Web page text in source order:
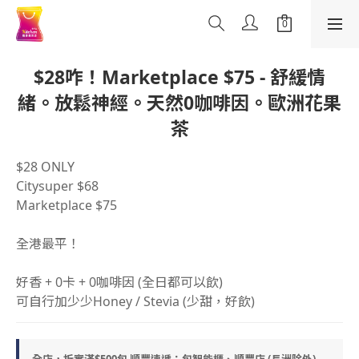
$28咋！Marketplace $75 - 舒緩情
緒。放鬆神經。天然0咖啡因。歐洲花果
茶
$28 ONLY
Citysuper $68
Marketplace $75
全港最平！
好香 + 0卡 + 0咖啡因 (全日都可以飲)
可自行加少少Honey / Stevia (少甜，好飲)